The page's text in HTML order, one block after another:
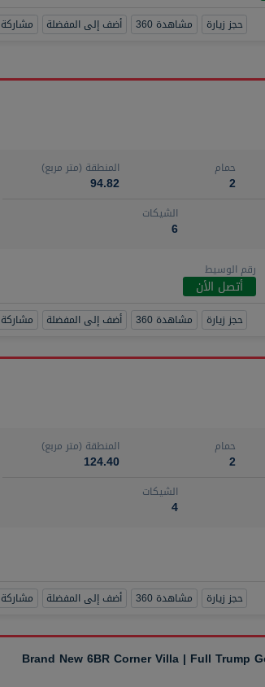
حجز زيارة مشاهدة 360 أضف إلى المفضلة مشاركة
حمام
2
المنطقة (متر مربع)
94.82
الشيكات
6
رقم الوسيط
أتصل الأن
حجز زيارة مشاهدة 360 أضف إلى المفضلة مشاركة
حمام
2
المنطقة (متر مربع)
124.40
الشيكات
4
حجز زيارة مشاهدة 360 أضف إلى المفضلة مشاركة
Brand New 6BR Corner Villa | Full Trump